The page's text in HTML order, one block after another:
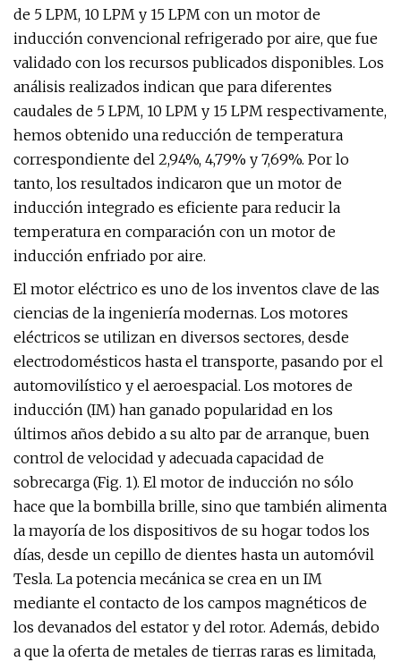
de 5 LPM, 10 LPM y 15 LPM con un motor de
inducción convencional refrigerado por aire, que fue
validado con los recursos publicados disponibles. Los
análisis realizados indican que para diferentes
caudales de 5 LPM, 10 LPM y 15 LPM respectivamente,
hemos obtenido una reducción de temperatura
correspondiente del 2,94%, 4,79% y 7,69%. Por lo
tanto, los resultados indicaron que un motor de
inducción integrado es eficiente para reducir la
temperatura en comparación con un motor de
inducción enfriado por aire.
El motor eléctrico es uno de los inventos clave de las
ciencias de la ingeniería modernas. Los motores
eléctricos se utilizan en diversos sectores, desde
electrodomésticos hasta el transporte, pasando por el
automovilístico y el aeroespacial. Los motores de
inducción (IM) han ganado popularidad en los
últimos años debido a su alto par de arranque, buen
control de velocidad y adecuada capacidad de
sobrecarga (Fig. 1). El motor de inducción no sólo
hace que la bombilla brille, sino que también alimenta
la mayoría de los dispositivos de su hogar todos los
días, desde un cepillo de dientes hasta un automóvil
Tesla. La potencia mecánica se crea en un IM
mediante el contacto de los campos magnéticos de
los devanados del estator y del rotor. Además, debido
a que la oferta de metales de tierras raras es limitada,